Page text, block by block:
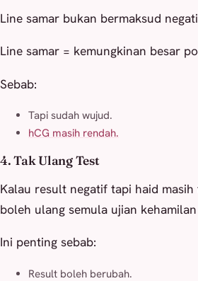
Line samar bukan bermaksud
Line samar = kemungkinan besar
Sebab:
Tapi sudah wujud.
hCG masih rendah.
4. Tak Ulang Test
Kalau result negatif tapi haid masih
boleh ulang semula ujian
Ini penting sebab:
Result boleh berubah.